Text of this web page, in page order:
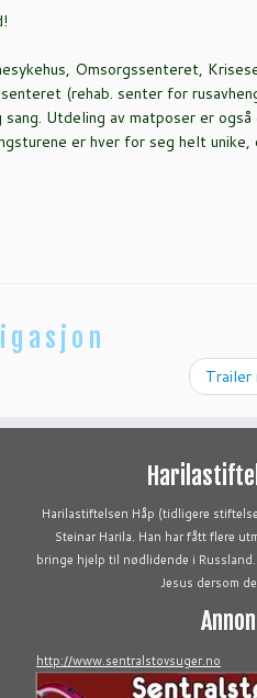
Omsorgssenteret,
(rehab. senter for
Utdeling av matposer er
er hver for seg helt unike,
Trailer
Harilastiftelsen Håp (tidligere
Steinar Harila. Han har fått flere
bringe hjelp til nødlidende i
Jesus dersom
http://www.sentralstovsuger.no